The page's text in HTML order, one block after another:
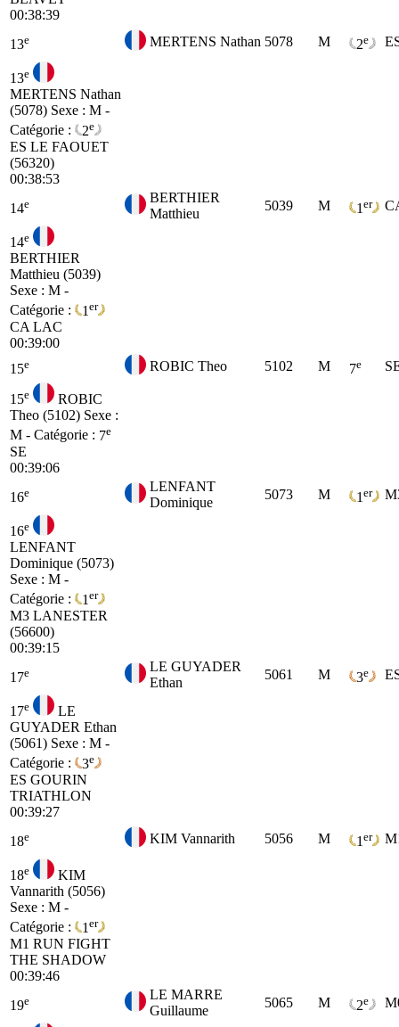
00:38:39
13e MERTENS Nathan 5078 M 2e
13e
MERTENS Nathan
(5078) Sexe : M -
Catégorie :
2e
ES LE FAOUET
(56320)
00:38:53
14e
BERTHIER
Matthieu
5039 M 1 er
14e
BERTHIER
Matthieu (5039)
Sexe : M -
Catégorie :
1 er
CA LAC
00:39:00
15e ROBIC Theo 5102 M 7e
15e
ROBIC
Theo (5102) Sexe :
M - Catégorie : 7e
SE
00:39:06
16e
LENFANT
Dominique
5073 M 1 er
16e
LENFANT
Dominique (5073)
Sexe : M -
Catégorie :
1 er
M3 LANESTER
(56600)
00:39:15
17e
LE GUYADER
Ethan
5061 M 3e
17e
LE
GUYADER Ethan
(5061) Sexe : M -
Catégorie :
3e
ES GOURIN
TRIATHLON
00:39:27
18e KIM Vannarith 5056 M 1 er
18e
KIM
Vannarith (5056)
Sexe : M -
Catégorie :
1 er
M1 RUN FIGHT
THE SHADOW
00:39:46
19e
LE MARRE
Guillaume
5065 M 2e